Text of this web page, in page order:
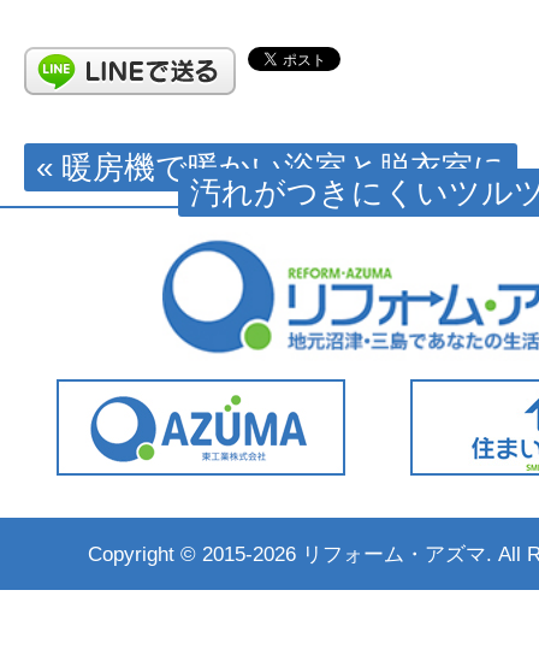
« 暖房機で暖かい浴室と脱衣室に
汚れがつきにくいツル
Copyright © 2015-2026 リフォーム・アズマ. All